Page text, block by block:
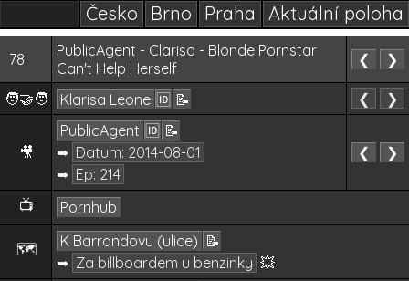
Česko Brno Praha Aktuální poloha
78
PublicAgent - Clarisa - Blonde Pornstar
Can't Help Herself
❮ ❯
🧑‍🤝‍🧑 Klarisa Leone 🆔 📝 ❮ ❯
🎥
PublicAgent 🆔 📝
➥ Datum: 2014-08-01
➥ Ep: 214
❮ ❯
📺 Pornhub
🗺️ K Barrandovu (ulice) 📝
➥ Za billboardem u benzinky 💥